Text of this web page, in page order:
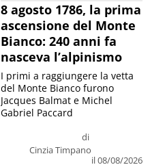
8 agosto 1786, la prima
ascensione del Monte
Bianco: 240 anni fa
nasceva l’alpinismo
di
Cinzia Timpano
il 08/08/2026
I primi a raggiungere la vetta
del Monte Bianco furono
Jacques Balmat e Michel
Gabriel Paccard